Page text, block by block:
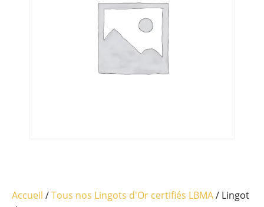
Accueil /Tous nos Lingots d'Or certifiés LBMA/ Lingot